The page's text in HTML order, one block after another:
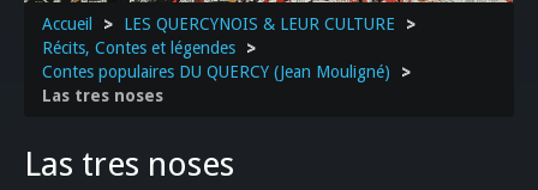
>>
Accueil > LES QUERCYNOIS & LEUR CULTURE
>
Récits, Contes et légendes
>
Contes populaires DU QUERCY (Jean Mouligné)
>
Las tres noses
Las tres noses